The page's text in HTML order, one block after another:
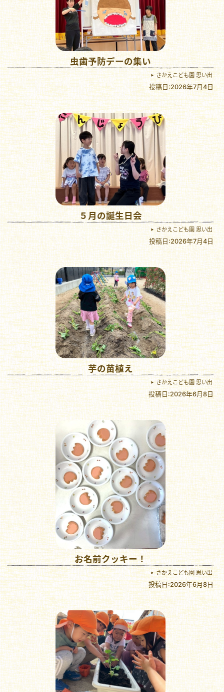
虫歯予防デーの集い
さかえこども園 思い出
投稿日:2026年7月4日
５月の誕生日会
さかえこども園 思い出
投稿日:2026年7月4日
芋の苗植え
さかえこども園 思い出
投稿日:2026年6月8日
お名前クッキー！
さかえこども園 思い出
投稿日:2026年6月8日